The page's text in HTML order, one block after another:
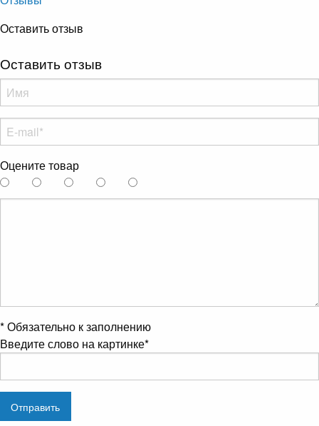
Оставить отзыв
Оставить отзыв
Оцените товар
*Обязательно к заполнению
Введите слово на картинке*